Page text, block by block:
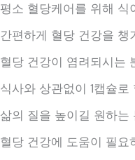
평소 혈당케어를 위해 식
간편하게 혈당 건강을 챙
혈당 건강이 염려되시는
식사와 상관없이 1캡슐
삶의 질을 높이길 원하는
혈당 건강에 도움이 필요